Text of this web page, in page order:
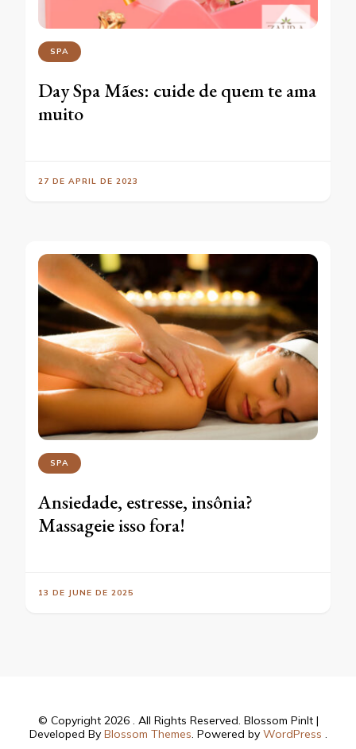
SPA
Day Spa Mães: cuide de quem te ama
muito
27 DE APRIL DE 2023
SPA
Ansiedade, estresse, insônia?
Massageie isso fora!
13 DE JUNE DE 2025
© Copyright 2026 . All Rights Reserved. Blossom PinIt |
Developed By Blossom Themes. Powered by WordPress .